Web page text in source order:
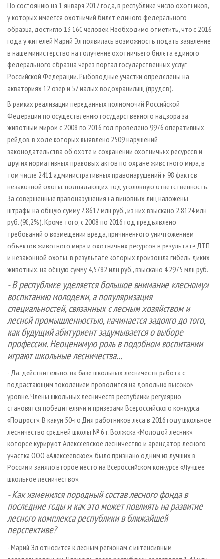
По состоянию на 1 января 2017 года, в республике число охотников,
у которых имеется охотничий билет единого федерального
образца, достигло 13 160 человек. Необходимо отметить, что с 2016
года у жителей Марий Эл появилась возможность подать заявление
в наше министерство на получение охотничьего билета единого
федерального образца через портал государственных услуг
Российской Федерации. Рыбоводные участки определены на
акваториях 12 озер и 57 малых водохранилищ (прудов).
В рамках реализации переданных полномочий Российской
Федерации по осуществлению государственного надзора за
животным миром с 2008 по 2016 год проведено 9976 оперативных
рейдов, в ходе которых выявлено 2509 нарушений
законодательства об охоте и сохранении охотничьих ресурсов и
других нормативных правовых актов по охране животного мира, в
том числе 2411 административных правонарушений и 98 фактов
незаконной охоты, подпадающих под уголовную ответственность.
За совершенные правонарушения на виновных лиц наложены
штрафы на общую сумму 2,8617 млн руб., из них взыскано 2,8124 млн
руб. (98,2%). Кроме того, с 2008 по 2016 год предъявлено
требований о возмещении вреда, причиненного уничтожением
объектов животного мира и охотничьих ресурсов в результате ДТП
и незаконной охоты, в результате которых произошла гибель диких
животных, на общую сумму 4,5782 млн руб., взыскано 4,2975 млн руб.
- В республике уделяется большое внимание «лесному»
воспитанию молодежи, а популяризация
специальностей, связанных с лесным хозяйством и
лесной промышленностью, начинается задолго до того,
как будущий абитуриент задумывается о выборе
профессии. Неоценимую роль в подобном воспитании
играют школьные лесничества...
- Да, действительно, на базе школьных лесничеств работа с
подрастающим поколением проводится на довольно высоком
уровне. Члены школьных лесничеств республики регулярно
становятся победителями и призерами Всероссийского конкурса
«Подрост». В канун 50-го Дня работников леса в 2016 году школьное
лесничество средней школы № 6 г. Волжска «Молодой лесник»,
которое курируют Алексеевское лесничество и арендатор лесного
участка ООО «Алексеевское», было признано одним из лучших в
России и заняло второе место на Всероссийском конкурсе «Лучшее
школьное лесничество».
- Как изменился породный состав лесного фонда в
последние годы и как это может повлиять на развитие
лесного комплекса республики в ближайшей
перспективе?
- Марий Эл относится к лесным регионам с интенсивным